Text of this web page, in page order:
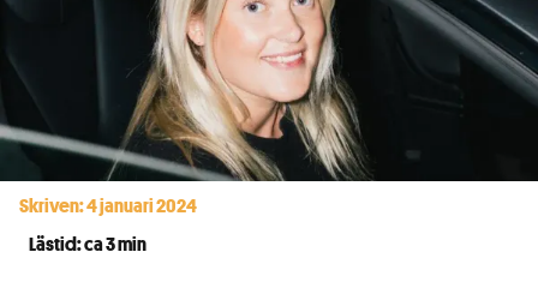
Skriven: 4 januari 2024
Lästid: ca 3 min